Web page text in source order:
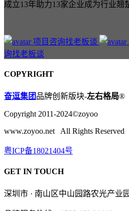
成立13年助力13家企业成为行业翘
询找老板谈
COPYRIGHT
奋逗集团品牌创新版块-左右格局®
Copyright 2011-2024©zoyoo
www.zoyoo.net All Rights Reserved
粤ICP备18021404号
GET IN TOUCH
深圳市 · 南山区中山园路农光产业